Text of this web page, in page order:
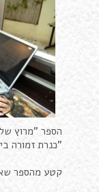
הספר "מרוץ
"כנרת זמורה
קטע מהספר